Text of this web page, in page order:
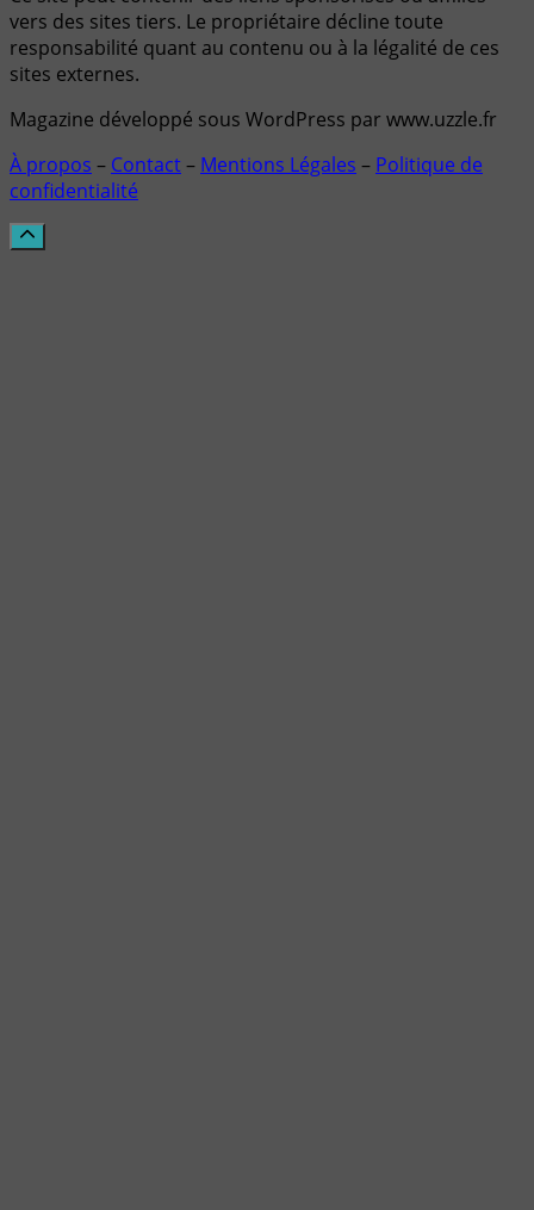
vers des sites tiers. Le propriétaire décline toute
responsabilité quant au contenu ou à la légalité de ces
sites externes.
Magazine développé sous WordPress par www.uzzle.fr
À propos – Contact– Mentions Légales – Politique de
confidentialité